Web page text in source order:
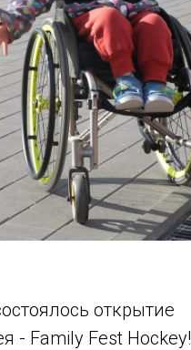
открытие
- Family Fest Hockey!